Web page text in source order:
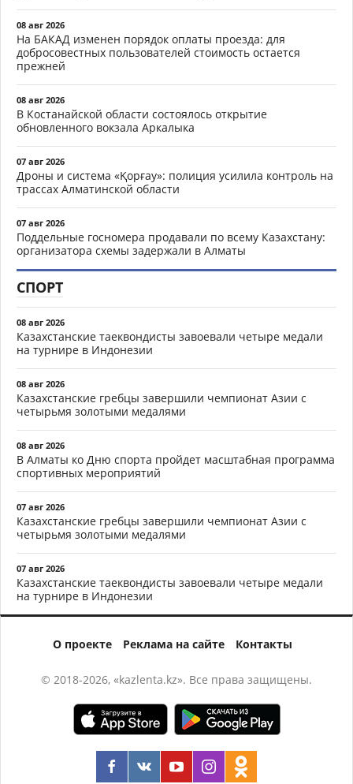
08 авг 2026
На БАКАД изменен порядок оплаты проезда: для
добросовестных пользователей стоимость остается
прежней
08 авг 2026
В Костанайской области состоялось открытие
обновленного вокзала Аркалыка
07 авг 2026
Дроны и система «Қорғау»: полиция усилила контроль на
трассах Алматинской области
07 авг 2026
Поддельные госномера продавали по всему Казахстану:
организатора схемы задержали в Алматы
СПОРТ
08 авг 2026
Казахстанские таеквондисты завоевали четыре медали
на турнире в Индонезии
08 авг 2026
Казахстанские гребцы завершили чемпионат Азии с
четырьмя золотыми медалями
08 авг 2026
В Алматы ко Дню спорта пройдет масштабная программа
спортивных мероприятий
07 авг 2026
Казахстанские гребцы завершили чемпионат Азии с
четырьмя золотыми медалями
07 авг 2026
Казахстанские таеквондисты завоевали четыре медали
на турнире в Индонезии
О проекте Реклама на сайте Контакты
© 2018-2026, «kazlenta.kz». Все права защищены.